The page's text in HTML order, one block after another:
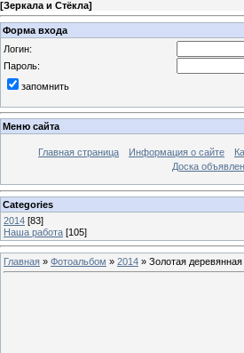
[Зеркала и Стёкла]
Форма входа
Логин:
Пароль:
запомнить
Меню сайта
Главная страница Информация о сайте
Доска
Categories
2014 [83]
Наша работа [105]
Главная » Фотоальбом » 2014 » Золотая